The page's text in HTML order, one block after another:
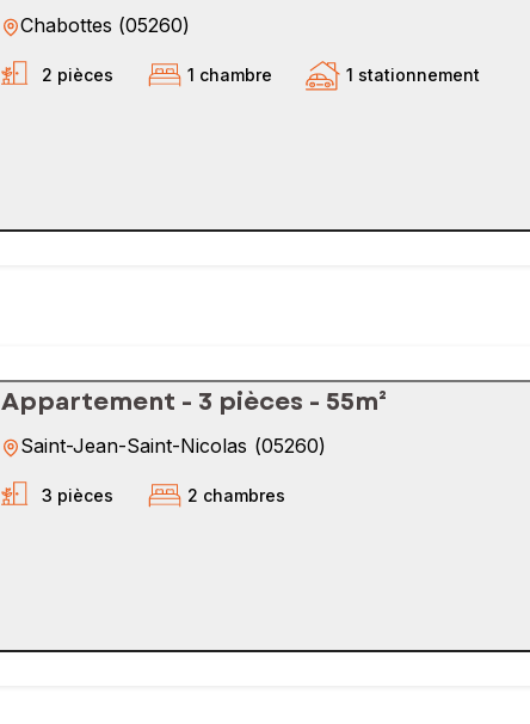
Chabottes (05260)
2 pièces 1 chambre 1 stationnement
Appartement - 3 pièces - 55m²
Saint-Jean-Saint-Nicolas (05260)
3 pièces 2 chambres